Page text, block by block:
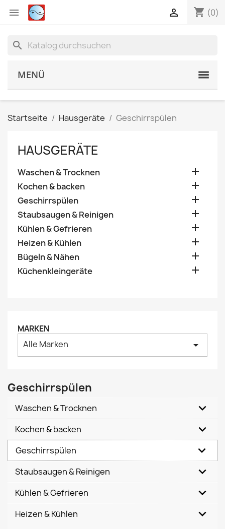
 shopping_cart (0)

search
MENÜ
Startseite Hausgeräte Geschirrspülen
HAUSGERÄTE
Waschen & Trocknen 
Kochen & backen 
Geschirrspülen 
Staubsaugen & Reinigen 
Kühlen & Gefrieren 
Heizen & Kühlen 
Bügeln & Nähen 
Küchenkleingeräte 
MARKEN
Alle Marken arrow_drop_down
Geschirrspülen
Waschen & Trocknen
Kochen & backen
Geschirrspülen
Staubsaugen & Reinigen
Kühlen & Gefrieren
Heizen & Kühlen